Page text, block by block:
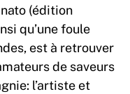
(édition
qu’une foule
est à retrouver
de saveurs
l’artiste et